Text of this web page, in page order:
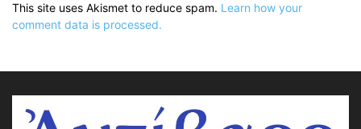
This site uses Akismet to reduce spam. Learn how your
comment data is processed.